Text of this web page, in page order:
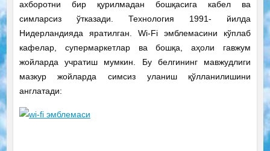
ахборотни бир қурилмадан бошқасига кабел ва
симларсиз ўтказади. Технология 1991- йилда
Нидерландияда яратилган. Wi-Fi эмблемасини кўплаб
кафелар, супермаркетлар ва бошқа, аҳоли гавжум
жойларда учратиш мумкин. Бу белгининг мавжудлиги
мазкур жойларда симсиз уланиш қўлланилишини
англатади: